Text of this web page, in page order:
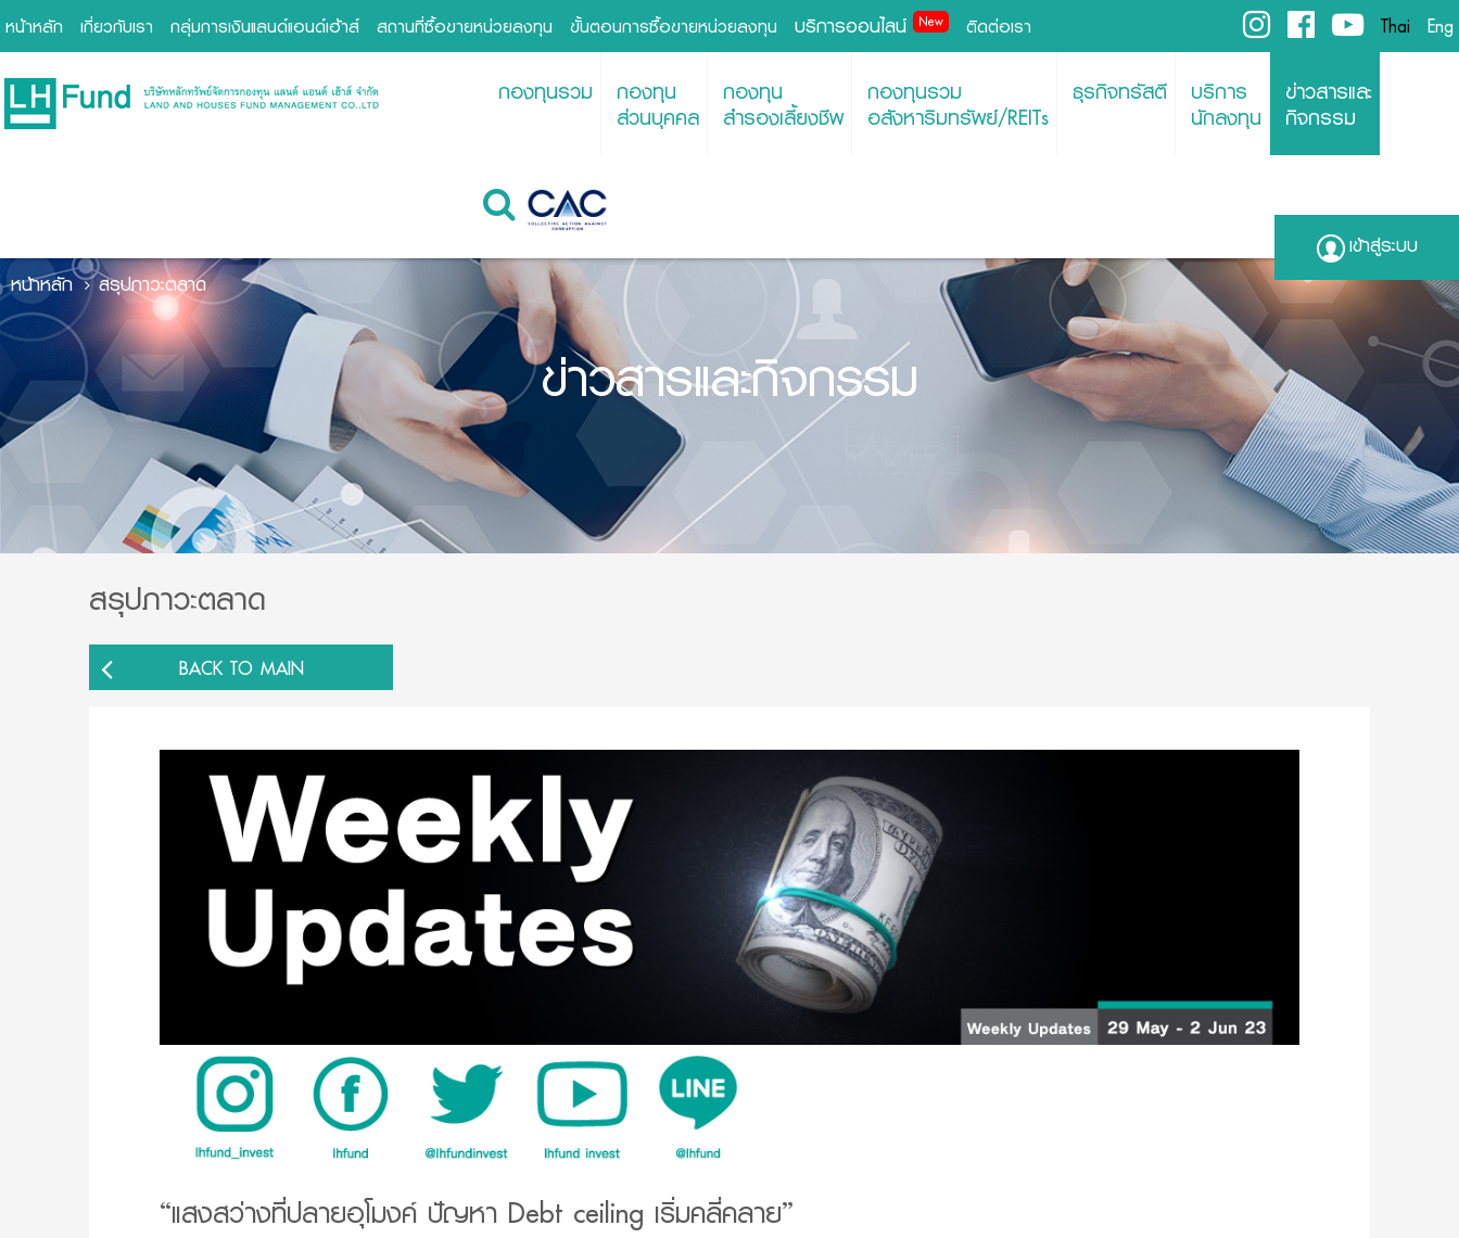
หน้าหลัก เกี่ยวกับเรา กลุ่มการเงินแลนด์แอนด์เฮ้าส์ สถานที่ซื้อขายหน่วยลงทุน ขั้นตอนการซื้อขายหน่วยลงทุน บริการออนไลน์ New ติดต่อเรา Thai Eng
กองทุนรวม กองทุน
ส่วนบุคคล
กองทุน
สำรองเลี้ยงชีพ
กองทุนรวม
อสังหาริมทรัพย์/REITs
ธุรกิจทรัสตี บริการ
นักลงทุน
ข่าวสารและ
กิจกรรม
เข้าสู่ระบบ
ข่าวสารและกิจกรรม
หน้าหลัก สรุปภาวะตลาด
สรุปภาวะตลาด
BACK TO MAIN
“แสงสว่างที่ปลายอุโมงค์ ปัญหา Debt ceiling เริ่มคลี่คลาย”